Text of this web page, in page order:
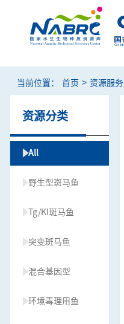
当前位置： 首页 > 资源服务
资源分类
All
野生型斑马鱼
Tg/KI斑马鱼
突变斑马鱼
混合基因型
环境毒理用鱼